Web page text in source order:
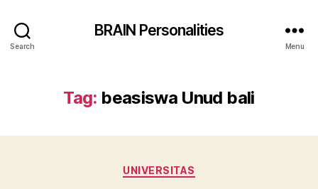
Search
BRAIN Personalities
Menu
Tag: beasiswa Unud bali
Categories
UNIVERSITAS